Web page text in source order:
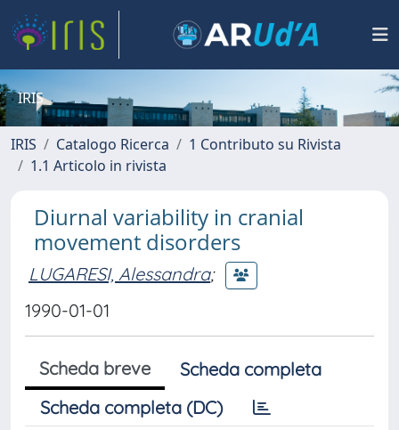
IRIS
IRIS Catalogo Ricerca
1 Contributo su Rivista
1.1 Articolo in rivista
Diurnal variability in cranial
movement disorders
LUGARESI, Alessandra;
1990-01-01
Scheda breve
Scheda completa
Scheda completa (DC)